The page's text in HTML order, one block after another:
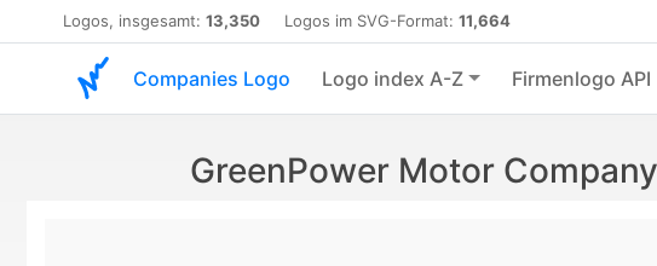
Logos, insgesamt: 13,350 Logos im SVG-Format: 11,664
Companies Logo Logo index A-Z Firmenlogo API
GreenPower Motor